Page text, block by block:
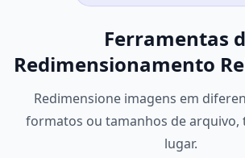
Ferramentas
Redimensionamento
Redimensione imagens em
formatos ou tamanhos de arquivo,
lugar.